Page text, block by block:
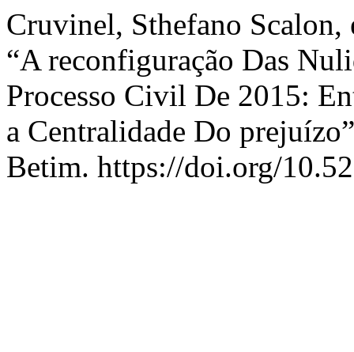
Cruvinel, Sthefano
“A reconfiguração Das
Processo Civil De 2015:
a Centralidade Do
Betim. https://doi.org/